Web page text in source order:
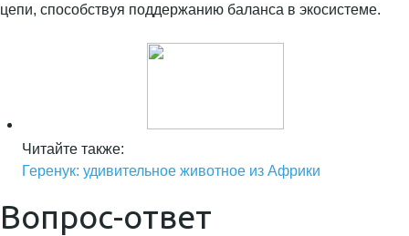
цепи, способствуя поддержанию баланса в экосистеме.
Читайте также:
Геренук: удивительное животное из Африки
Вопрос-ответ